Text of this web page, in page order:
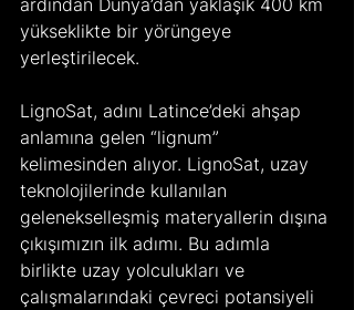
yükseklikte bir yörüngeye
yerleştirilecek.
LignoSat, adını Latince’deki ahşap
anlamına gelen “lignum”
kelimesinden alıyor. LignoSat, uzay
teknolojilerinde kullanılan
gelenekselleşmiş materyallerin dışına
çıkışımızın ilk adımı. Bu adımla
birlikte uzay yolculukları ve
çalışmalarındaki çevreci potansiyeli